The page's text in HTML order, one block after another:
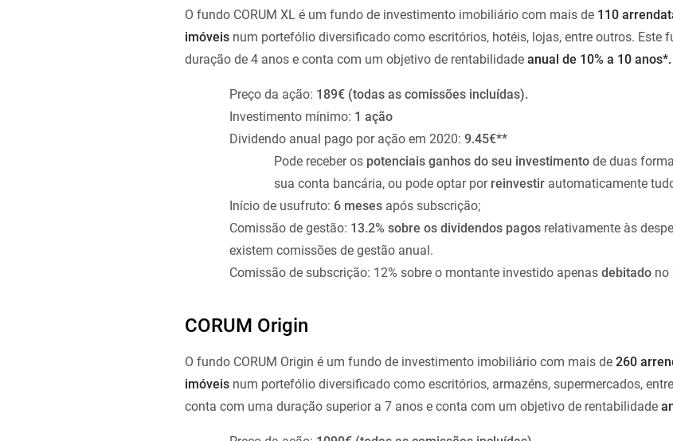
O fundo CORUM XL é um fundo de investimento imobiliário com mais de 110
imóveis num portefólio diversificado como escritórios, hotéis, lojas, entre outros. Este
duração de 4 anos e conta com um objetivo de rentabilidade anual de 10% a 10 anos*.
Preço da ação: 189€ (todas as comissões incluídas).
Investimento mínimo: 1 ação
Dividendo anual pago por ação em 2020: 9.45€**
Pode receber os potenciais ganhos do seu investimento de duas
sua conta bancária, ou pode optar por reinvestir automaticamente
Início de usufruto: 6 meses após subscrição;
Comissão de gestão: 13.2% sobre os dividendos pagos relativamente às
existem comissões de gestão anual.
Comissão de subscrição: 12% sobre o montante investido apenas debitado no
CORUM Origin
O fundo CORUM Origin é um fundo de investimento imobiliário com mais de 260
imóveis num portefólio diversificado como escritórios, armazéns, supermercados,
conta com uma duração superior a 7 anos e conta com um objetivo de rentabilidade